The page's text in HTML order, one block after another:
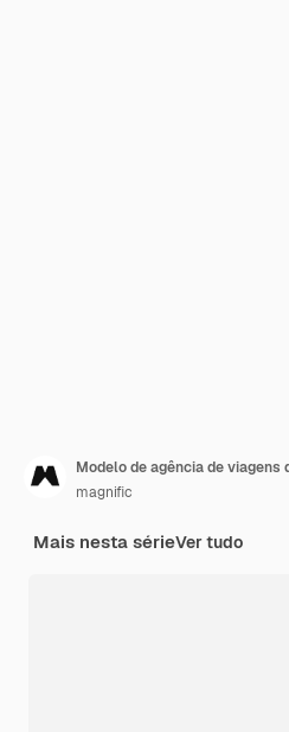
Modelo de agência de viagens
magnific
Mais nesta sérieVer tudo